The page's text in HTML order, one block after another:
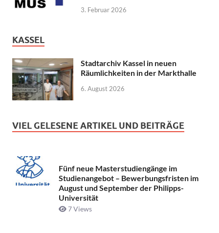
3. Februar 2026
KASSEL
Stadtarchiv Kassel in neuen
Räumlichkeiten in der Markthalle
6. August 2026
VIEL GELESENE ARTIKEL UND BEITRÄGE
Fünf neue Masterstudiengänge im
Studienangebot – Bewerbungsfristen im
August und September der Philipps-
Universität
7 Views